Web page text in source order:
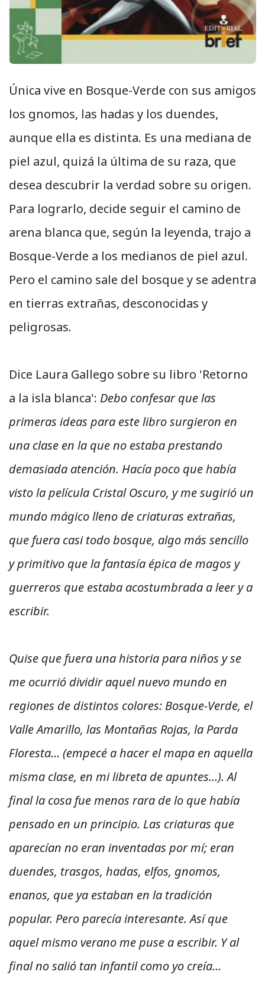
Única vive en Bosque-Verde con sus amigos
los gnomos, las hadas y los duendes,
aunque ella es distinta. Es una mediana de
piel azul, quizá la última de su raza, que
desea descubrir la verdad sobre su origen.
Para lograrlo, decide seguir el camino de
arena blanca que, según la leyenda, trajo a
Bosque-Verde a los medianos de piel azul.
Pero el camino sale del bosque y se adentra
en tierras extrañas, desconocidas y
peligrosas.
Dice Laura Gallego sobre su libro 'Retorno
a la isla blanca': Debo confesar que las
primeras ideas para este libro surgieron en
una clase en la que no estaba prestando
demasiada atención. Hacía poco que había
visto la película Cristal Oscuro, y me sugirió un
mundo mágico lleno de criaturas extrañas,
que fuera casi todo bosque, algo más sencillo
y primitivo que la fantasía épica de magos y
guerreros que estaba acostumbrada a leer y a
escribir.
Quise que fuera una historia para niños y se
me ocurrió dividir aquel nuevo mundo en
regiones de distintos colores: Bosque-Verde, el
Valle Amarillo, las Montañas Rojas, la Parda
Floresta… (empecé a hacer el mapa en aquella
misma clase, en mi libreta de apuntes…). Al
final la cosa fue menos rara de lo que había
pensado en un principio. Las criaturas que
aparecían no eran inventadas por mí; eran
duendes, trasgos, hadas, elfos, gnomos,
enanos, que ya estaban en la tradición
popular. Pero parecía interesante. Así que
aquel mismo verano me puse a escribir. Y al
final no salió tan infantil como yo creía…